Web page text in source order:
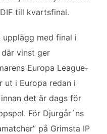
till kvartsfinal.
upplägg med final i
vinst ger
Europa League-
ut i Europa redan i
det är dags för
För Djurgår´ns
på Grimsta IP